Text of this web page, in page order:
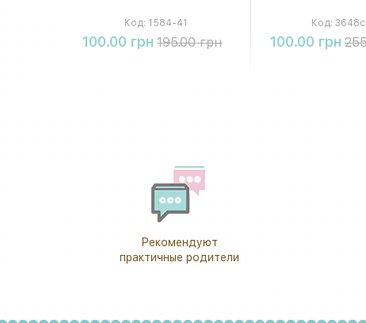
Код: 1584-41
100.00 грн 195.00 грн
Купить
Код:
100.00 грн
Купить
Рекомендуют
практичные родители